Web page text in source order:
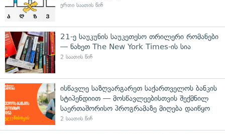
ერთი საათის წინ
21-ე საუკუნის საუკეთესო თრილერი რომანები
— ნახეთ The New York Times-ის სია
2 საათის წინ
ისწავლე საზღვარგარეთ საქართველოს ბანკის
სტიპენდიით — მოსწავლეებისთვის შექმნილ
საერთაშორისო პროგრამაზე მიღება დაიწყო
2 საათის წინ